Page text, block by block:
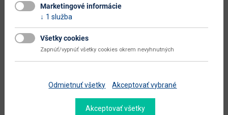
Možnosť dokúpiť:
Marketingové informácie
1 služba
Všetky cookies
Zapnúť/vypnúť všetky cookies okrem nevyhnutných
Odmietnuť všetky Akceptovať vybrané
Akceptovať všetky